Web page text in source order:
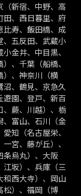
（新宿、中野、高
田、西日暮里、府
比寿、飯田橋、成
、五反田、武蔵小
金井、中目黒、
、千葉（船橋、
）、神奈川（横
、鶴見、京急久
遊園、登戸、新百
、蕨、川越）、栃
、富山、石川（金
知（名古屋栄、
宮、藤が丘）、
条烏丸）、大阪
江坂）、兵庫（三
和西大寺）、岡山
松）、福岡（博